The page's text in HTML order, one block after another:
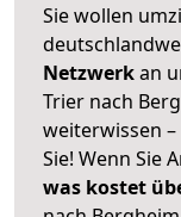
Sie wollen
Netzwerkan
Trier nach
weiterwissen
Sie! Wenn Sie
was kostet